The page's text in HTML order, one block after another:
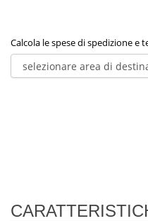
Calcola le spese di spedizione e